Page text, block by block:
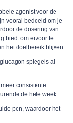
agonist voor de
vooral bedoeld om je
de dosering van
biedt om ervoor te
het doelbereik blijven.
spiegels al
consistente
de hele week.
pen, waardoor het